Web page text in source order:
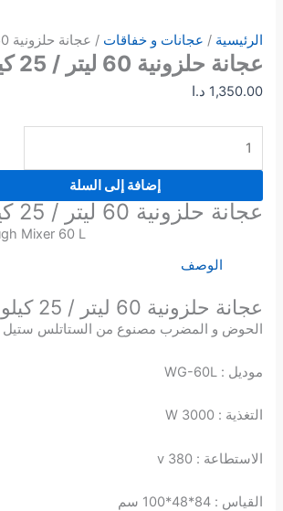
الرئيسية / عجانات و خفاقات / عجانة حلزونية 60 ليتر / 25 كيلو
عجانة حلزونية 60 ليتر / 25 كيلو
1,350.00 د.ا
إضافة إلى السلة
عجانة حلزونية 60 ليتر / 25 كيلو
Mixer 60 L
الوصف
عجانة حلزونية 60 ليتر / 25 كيلو
الحوض و المضرب مصنوع من الستاتلس ستيل
موديل : WG-60L
التغذية : 3000 W
الاستطاعة : 380 v
القياس : 84*48*100 سم